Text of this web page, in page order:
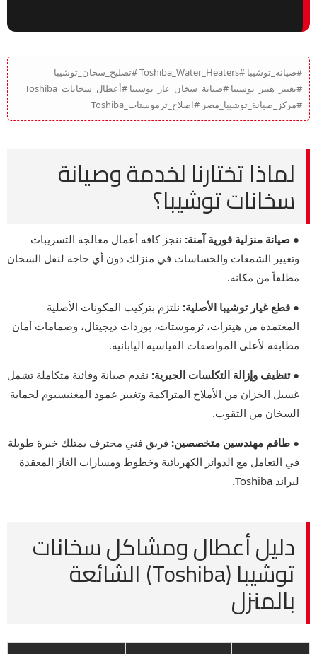
#صيانة_توشيبا #Toshiba_Water_Heaters #تصليح_سخان_توشيبا
#تغيير_هيتر_توشيبا #صيانة_سخان_غاز_توشيبا #أعطال_سخانات_Toshiba
#مركز_صيانة_توشيبا_مصر #اصلاح_ثرموستات_Toshiba
لماذا تختارنا لخدمة وصيانة
سخانات توشيبا؟
● صيانة منزلية فورية آمنة: ننجز كافة أعمال معالجة التسريبات
وتغيير الشمعات والحساسات في منزلك دون أي حاجة لنقل السخان
مطلقاً من مكانه.
● قطع غيار توشيبا الأصلية: نلتزم بتركيب المكونات الأصلية
المعتمدة من هيترات، ثرموستات، بوردات ديجيتال، وصمامات أمان
مطابقة لأعلى المواصفات القياسية اليابانية.
● تنظيف وإزالة التكلسات الجيرية: نقدم صيانة وقائية متكاملة تشمل
غسيل الخزان من الأملاح المتراكمة وتغيير عمود المغنيسيوم لحماية
السخان من الثقوب.
● طاقم مهندسين متخصصين: فريق فني محترف يمتلك خبرة طويلة
في التعامل مع الدوائر الكهربائية وخطوط ومسارات الغاز المعقدة
لبراند Toshiba.
دليل أعطال ومشاكل سخانات
توشيبا (Toshiba) الشائعة
بالمنزل